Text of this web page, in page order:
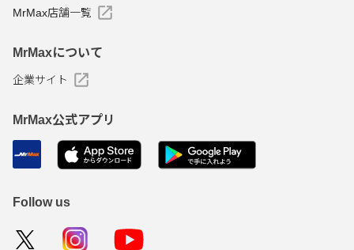
MrMax店舗一覧
MrMaxについて
企業サイト
MrMax公式アプリ
Follow us